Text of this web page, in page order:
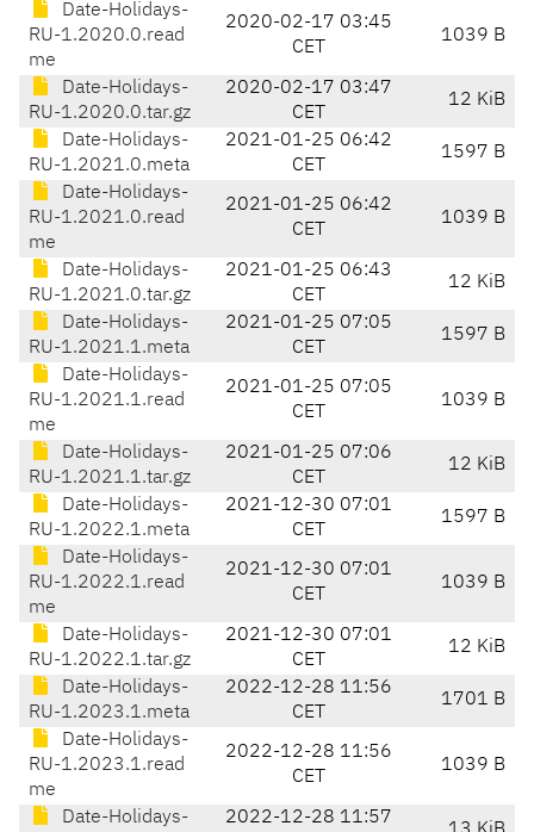
Date-Holidays-
RU-1.2020.0.read
me
2020-02-17 03:45
CET
1039 B
Date-Holidays-
RU-1.2020.0.tar.gz
2020-02-17 03:47
CET
12 KiB
Date-Holidays-
RU-1.2021.0.meta
2021-01-25 06:42
CET
1597 B
Date-Holidays-
RU-1.2021.0.read
me
2021-01-25 06:42
CET
1039 B
Date-Holidays-
RU-1.2021.0.tar.gz
2021-01-25 06:43
CET
12 KiB
Date-Holidays-
RU-1.2021.1.meta
2021-01-25 07:05
CET
1597 B
Date-Holidays-
RU-1.2021.1.read
me
2021-01-25 07:05
CET
1039 B
Date-Holidays-
RU-1.2021.1.tar.gz
2021-01-25 07:06
CET
12 KiB
Date-Holidays-
RU-1.2022.1.meta
2021-12-30 07:01
CET
1597 B
Date-Holidays-
RU-1.2022.1.read
me
2021-12-30 07:01
CET
1039 B
Date-Holidays-
RU-1.2022.1.tar.gz
2021-12-30 07:01
CET
12 KiB
Date-Holidays-
RU-1.2023.1.meta
2022-12-28 11:56
CET
1701 B
Date-Holidays-
RU-1.2023.1.read
me
2022-12-28 11:56
CET
1039 B
Date-Holidays- 2022-12-28 11:57